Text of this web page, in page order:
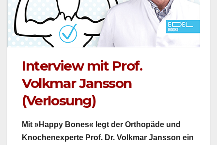
Interview mit Prof.
Volkmar Jansson
(Verlosung)
Mit »Hap­py Bones« legt der Orthopäde und
Knoch­en­ex­perte Prof. Dr. Volk­mar Jans­son ein